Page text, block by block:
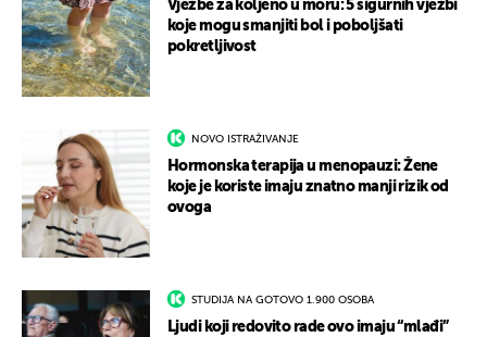
Vježbe za koljeno u moru: 5 sigurnih vježbi
koje mogu smanjiti bol i poboljšati
pokretljivost
NOVO ISTRAŽIVANJE
Hormonska terapija u menopauzi: Žene
koje je koriste imaju znatno manji rizik od
ovoga
STUDIJA NA GOTOVO 1.900 OSOBA
Ljudi koji redovito rade ovo imaju “mlađi”